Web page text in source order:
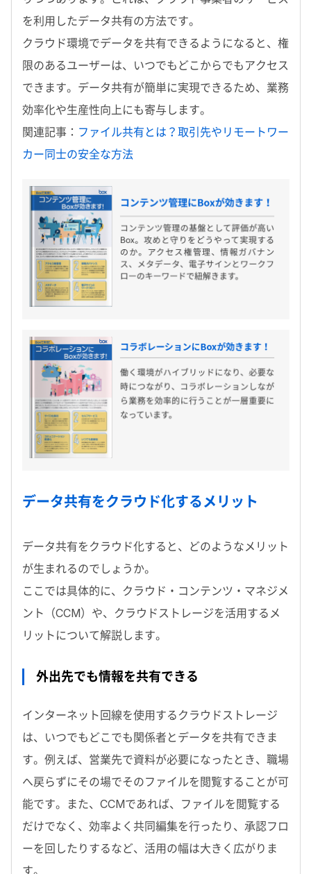
を利用したデータ共有の方法です。
クラウド環境でデータを共有できるようになると、権
限のあるユーザーは、いつでもどこからでもアクセス
できます。データ共有が簡単に実現できるため、業務
効率化や生産性向上にも寄与します。
関連記事： ファイル共有とは？取引先やリモートワー
カー同士の安全な方法
データ共有をクラウド化するメリット
データ共有をクラウド化すると、どのようなメリット
が生まれるのでしょうか。
ここでは具体的に、クラウド・コンテンツ・マネジメ
ント（CCM）や、クラウドストレージを活用するメ
リットについて解説します。
外出先でも情報を共有できる
インターネット回線を使用するクラウドストレージ
は、いつでもどこでも関係者とデータを共有できま
す。例えば、営業先で資料が必要になったとき、職場
へ戻らずにその場でそのファイルを閲覧することが可
能です。また、CCMであれば、ファイルを閲覧する
だけでなく、効率よく共同編集を行ったり、承認フロ
ーを回したりするなど、活用の幅は大きく広がりま
す。